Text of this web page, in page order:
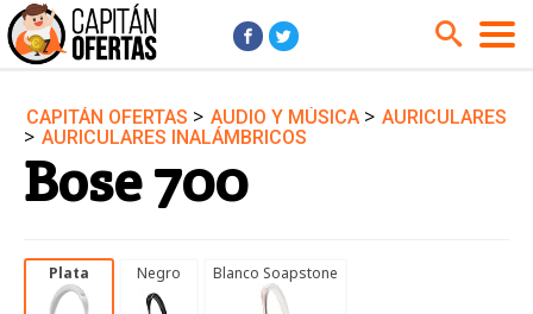
Audio y Música
Cámaras
Cine y Series
Deportes
Jardín
CAPITÁN OFERTAS > AUDIO Y MÚSICA > AURICULARES
> AURICULARES INALÁMBRICOS
Bose 700
Plata Negro Blanco Soapstone